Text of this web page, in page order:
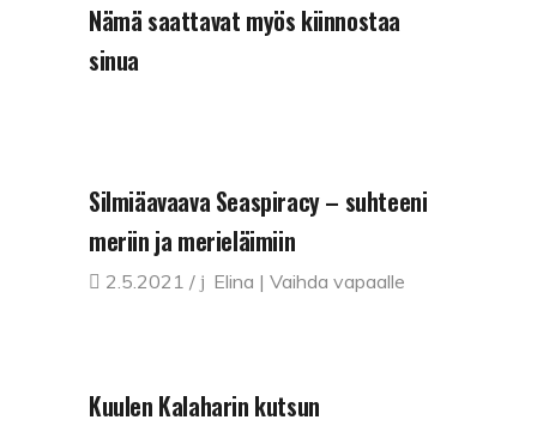
Nämä saattavat myös kiinnostaa
sinua
Silmiäavaava Seaspiracy – suhteeni
meriin ja merieläimiin
2.5.2021 Elina | Vaihda vapaalle
Kuulen Kalaharin kutsun